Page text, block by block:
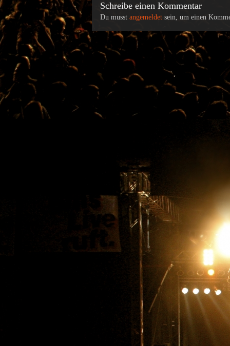
Schreibe einen Kommentar
Du musst angemeldet sein, um einen